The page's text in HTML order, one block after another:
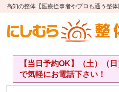
高知の整体【医療従事者やプロも通う整
【当日予約OK】（土）（
で気軽にお電話下さい！